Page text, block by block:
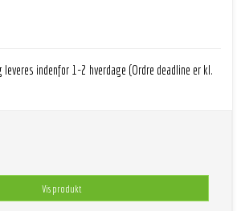
leveres indenfor 1-2 hverdage (Ordre deadline er kl.
Vis produkt